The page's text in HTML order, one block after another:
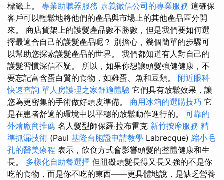
標籤上。 專業助聽器服務 嘉義徵信公司的專業服務 這確保
客戶可以輕鬆地將他們的產品與市場上的其他產品區分開
來。 商店貨架上的護髮產品數不勝數，但是我們要如何選
擇最適合自己的護髮產品呢？ 別擔心，幾個簡單的步驟可
以幫助您探索護髮產品的世界。 我們都知道有人對自己的
護髮習慣深信不疑。 所以，如果你想讓頭髮強健健康，不
要忘記富含蛋白質的食物，如雞蛋、魚和豆類。 附近眼科
快速查詢 單人房護理之家舒適體驗 它們具有放鬆效果，讓
您為更密集的手術做好頭皮準備。 商用冰箱的選購技巧 它
是在患者舒適的環境中以平穩的放鬆動作進行的。 可靠的
外燴廠商推薦 名人髮型師保羅·拉布雷克 新竹按摩服務 精
準抓漏技術 (Paul 基隆台胞證申請教學 Labrecque) 縮小毛
孔的醫美療程 表示，飲食方式會影響頭髮的整體健康和生
長。 多樣化自助餐選擇 但阻礙頭髮長得又長又強的不是你
吃的食物，而是你不吃的東西——更具體地說，是缺乏營養